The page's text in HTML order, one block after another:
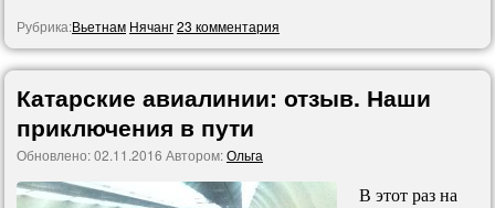
Рубрика:Вьетнам Нячанг23 комментария
Катарские авиалинии: отзыв. Наши
приключения в пути
Обновлено:02.11.2016 Автором:Ольга
В этот раз на